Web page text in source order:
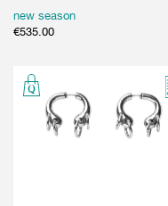
new season
€535.00